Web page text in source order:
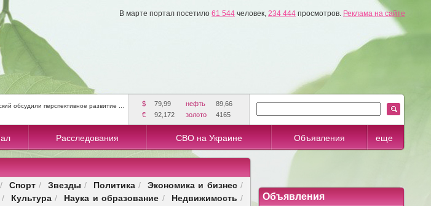
В марте портал посетило 61 544 человек, 234 444 просмотров. Реклама на сайте
обсудили перспективное развитие ...
$ 79,99 нефть
89,66
€
92,172 золото 4165
Расследования СВО на Украине Объявления еще
/ Спорт / Звезды / Политика / Экономика и бизнес/
/ Культура/ Наука и образование / Недвижимость / Объявления